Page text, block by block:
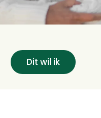
Dit wil ik